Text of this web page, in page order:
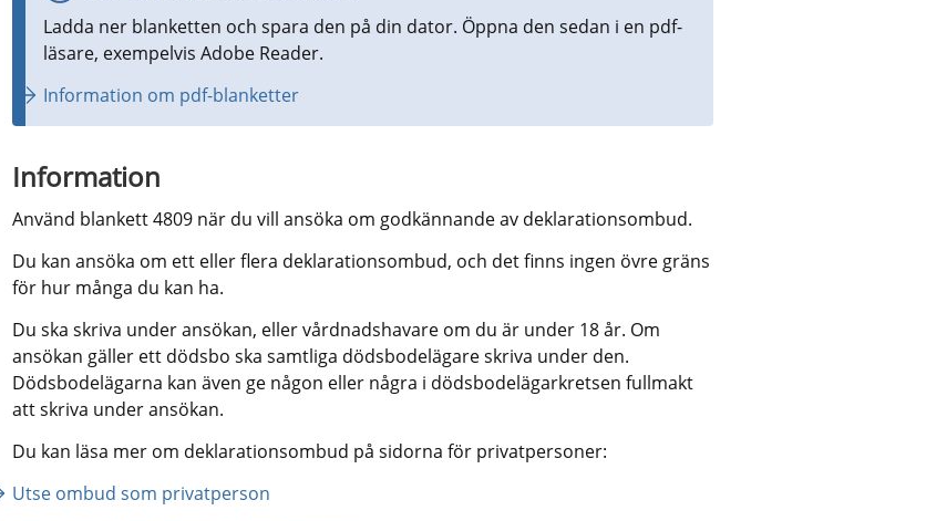
Ladda ner blanketten och spara den på din dator. Öppna den sedan i en pdf-
läsare, exempelvis Adobe Reader.
Information om pdf-blanketter
Information
Använd blankett 4809 när du vill ansöka om godkännande av deklarationsombud.
Du kan ansöka om ett eller flera deklarationsombud, och det finns ingen övre gräns
för hur många du kan ha.
Du ska skriva under ansökan, eller vårdnadshavare om du är under 18 år. Om
ansökan gäller ett dödsbo ska samtliga dödsbodelägare skriva under den.
Dödsbodelägarna kan även ge någon eller några i dödsbodelägarkretsen fullmakt
att skriva under ansökan.
Du kan läsa mer om deklarationsombud på sidorna för privatpersoner:
Utse ombud som privatperson